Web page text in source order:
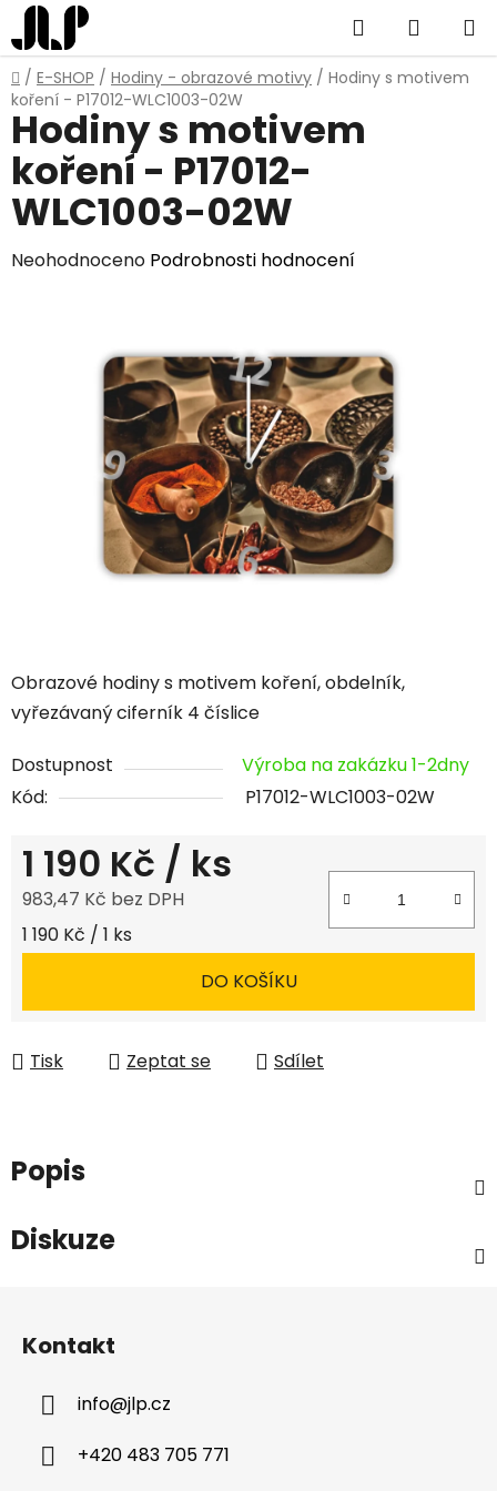
Přejít
na
obsah
Hledat
KOŠÍK
Domů
/ E-SHOP / Hodiny - obrazové motivy / Hodiny s motivem
koření - P17012-WLC1003-02W
Obrazové hodiny s motivem koření, obdelník,
vyřezávaný ciferník 4 číslice
Dostupnost
Výroba na zakázku 1-2dny
Kód:
P17012-WLC1003-02W
1 190 Kč / ks
983,47 Kč bez DPH
Měrná cena:
1 190 Kč / 1 ks
DO KOŠÍKU
Tisk Zeptat se Sdílet
Hodiny s motivem
koření - P17012-
WLC1003-02W
Průměrné
Neohodnoceno Podrobnosti hodnocení
Popis
Diskuze
Kontakt
info@jlp.cz
+420 483 705 771